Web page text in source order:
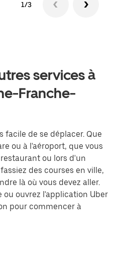
1/3
services à
Franche-
facile de se déplacer. Que
ou à l'aéroport, que vous
ou lors d'un
des courses en ville,
là où vous devez aller.
ou ouvrez l'application Uber
pour commencer à